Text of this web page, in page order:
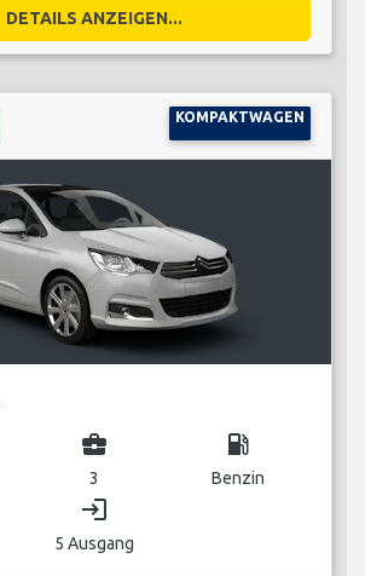
DETAILS ANZEIGEN...
KOMPAKTWAGEN
business_center
3
local_gas_station
Benzin
login
5 Ausgang